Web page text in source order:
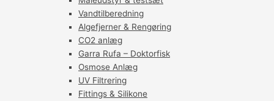
Vandtilberedning
Algefjerner & Rengøring
CO2 anlæg
Garra Rufa – Doktorfisk
Osmose Anlæg
UV Filtrering
Fittings & Silikone